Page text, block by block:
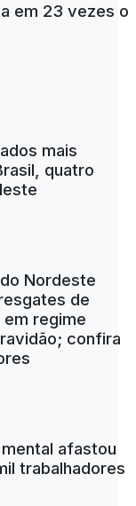
em 23 vezes o
mais
quatro
Nordeste
de
regime
confira
afastou
trabalhadores